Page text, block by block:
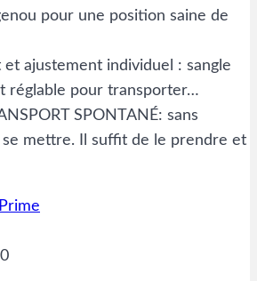
pour une position saine de
ajustement individuel : sangle
réglable pour transporter…
SPONTANÉ: sans
se mettre. Il suffit de le prendre et